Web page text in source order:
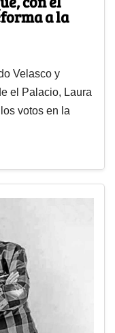
a la
Velasco y
el Palacio, Laura
votos en la